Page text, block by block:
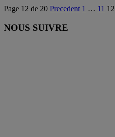
Page 12 de 20 Precedent 1 … 11 12
NOUS SUIVRE